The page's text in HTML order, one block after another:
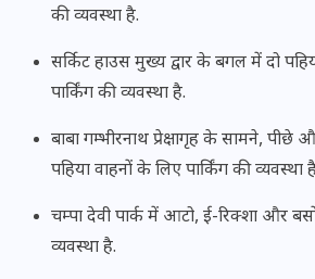
की व्यवस्था है.
सर्किट हाउस मुख्य द्वार के बगल में दो
पार्किंग की व्यवस्था है.
बाबा गम्भीरनाथ प्रेक्षागृह के सामने, पीछे
पहिया वाहनों के लिए पार्किंग की व्यवस्था
चम्पा देवी पार्क में आटो, ई-रिक्शा और
व्यवस्था है.